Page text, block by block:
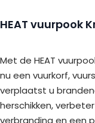
HEAT vuurpook
Met de HEAT
nu een vuurkorf,
verplaatst u
herschikken,
verbranding en een